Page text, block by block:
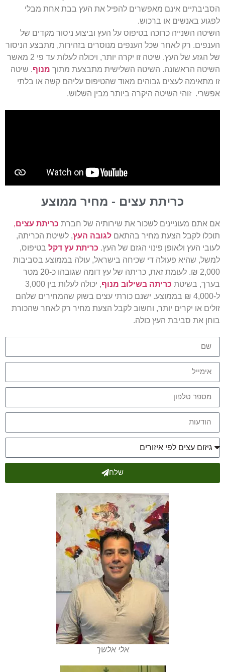
הסביבתיים אינם מאפשרים להפיל את העץ בבת אחת מבלי
לפגוע באנשים או ברכוש.
השיטה השנייה כרוכה בטיפוס על העץ וביצוע ניסור מקדים של
הענפים. רק לאחר שכל הענפים מנוסרים בזהירות, מתבצע הניסור
של הגזע של העץ. שיטה זו יקרה יותר, ויכולה לעלות עד פי 2 מאשר
השיטה הראשונה. השיטה השלישית מתבצעת מתוך מנוף. שיטה
זו מתאימה לעצים גבוהים מאוד שהטיפוס עליהם קשה או בלתי
אפשרי. זוהי השיטה היקרה ביותר מבין השלוש.
כריתת עצים - מחיר ממוצע
אם אתם מעוניינים לשכור את שירותיה של חברת כריתת עצים,
תוכלו לקבל הצעת מחיר בהתאם לגובה העץ, לשיטת הכריתה,
לעובי העץ ולאופן פינוי הגזם של העץ. כריתת עץ דקל בטיפוס,
למשל, שהיא פעולה די שכיחה בישראל, עולה בממוצע בסביבות
2,000 ₪. לעומת זאת, כריתה של עץ דומה שגובהו כ-20 מטר
בערך, בשיטת כריתה בשילוב מנוף
, יכולה לעלות בין 3,000
ל-4,000 ₪ בממוצע. ישנם כורתי עצים בשוק שהמחירים שלהם
זולים או יקרים יותר, וחשוב לקבל הצעת מחיר רק לאחר שהכורת
בוחן את סביבת העץ כולה.
שלח
אלי אלשך